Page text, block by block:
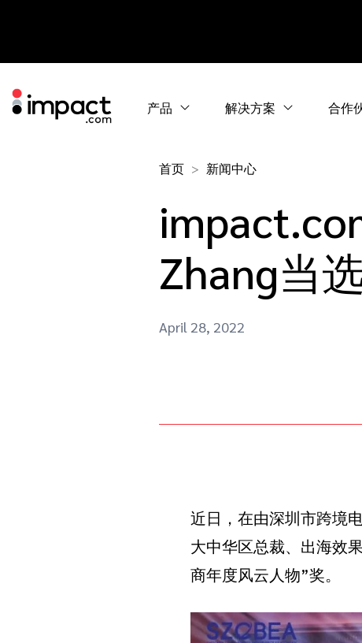
产品 解决方案 合作
首页 新闻中心
Zhang当
April 28, 2022
近日，在由深圳市跨境
大中华区总裁、出海效
商年度风云人物”奖。